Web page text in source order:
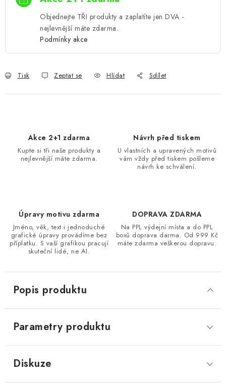
Objednejte TŘI produkty a zaplatíte jen DVA -
nejlevnější máte zdarma.
Podmínky akce
Tisk Zeptat se Hlídat Sdílet
Akce 2+1 zdarma
Kupte si tři naše produkty a
nejlevnější máte zdarma.
Návrh před tiskem
U vlastních a upravených motivů
vám vždy před tiskem pošleme
návrh ke schválení.
Úpravy motivu zdarma
Jméno, věk, text i jednoduché
grafické úpravy provádíme bez
příplatku. S vaší grafikou pracují
skuteční lidé, ne AI.
DOPRAVA ZDARMA
Na PPL výdejní místa a do PPL
boxů doprava darma. Od 999 Kč
máte zdarma veškerou dopravu.
Popis produktu
Parametry produktu
Diskuze